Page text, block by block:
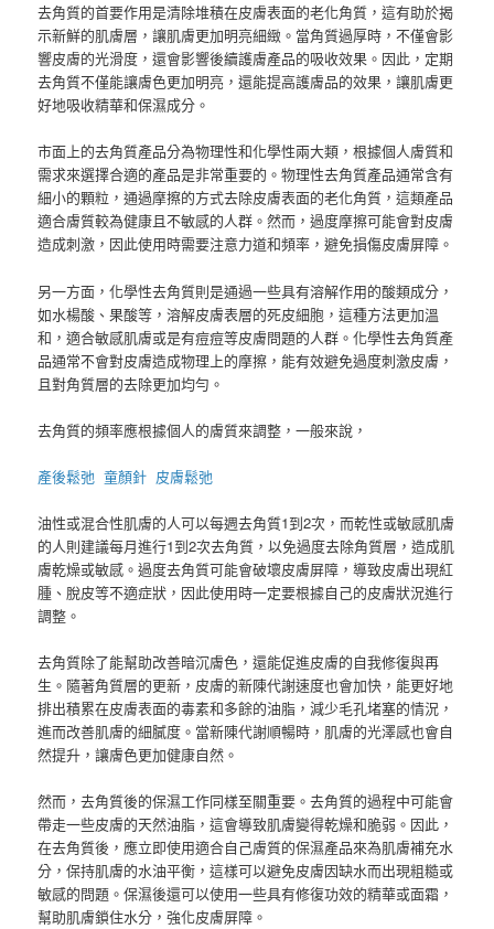
去角質的首要作用是清除堆積在皮膚表面的老化角質，這有助於揭
示新鮮的肌膚層，讓肌膚更加明亮細緻。當角質過厚時，不僅會影
響皮膚的光滑度，還會影響後續護膚產品的吸收效果。因此，定期
去角質不僅能讓膚色更加明亮，還能提高護膚品的效果，讓肌膚更
好地吸收精華和保濕成分。
市面上的去角質產品分為物理性和化學性兩大類，根據個人膚質和
需求來選擇合適的產品是非常重要的。物理性去角質產品通常含有
細小的顆粒，通過摩擦的方式去除皮膚表面的老化角質，這類產品
適合膚質較為健康且不敏感的人群。然而，過度摩擦可能會對皮膚
造成刺激，因此使用時需要注意力道和頻率，避免損傷皮膚屏障。
另一方面，化學性去角質則是通過一些具有溶解作用的酸類成分，
如水楊酸、果酸等，溶解皮膚表層的死皮細胞，這種方法更加溫
和，適合敏感肌膚或是有痘痘等皮膚問題的人群。化學性去角質產
品通常不會對皮膚造成物理上的摩擦，能有效避免過度刺激皮膚，
且對角質層的去除更加均勻。
去角質的頻率應根據個人的膚質來調整，一般來說，
產後鬆弛 童顏針 皮膚鬆弛
油性或混合性肌膚的人可以每週去角質1到2次，而乾性或敏感肌膚
的人則建議每月進行1到2次去角質，以免過度去除角質層，造成肌
膚乾燥或敏感。過度去角質可能會破壞皮膚屏障，導致皮膚出現紅
腫、脫皮等不適症狀，因此使用時一定要根據自己的皮膚狀況進行
調整。
去角質除了能幫助改善暗沉膚色，還能促進皮膚的自我修復與再
生。隨著角質層的更新，皮膚的新陳代謝速度也會加快，能更好地
排出積累在皮膚表面的毒素和多餘的油脂，減少毛孔堵塞的情況，
進而改善肌膚的細膩度。當新陳代謝順暢時，肌膚的光澤感也會自
然提升，讓膚色更加健康自然。
然而，去角質後的保濕工作同樣至關重要。去角質的過程中可能會
帶走一些皮膚的天然油脂，這會導致肌膚變得乾燥和脆弱。因此，
在去角質後，應立即使用適合自己膚質的保濕產品來為肌膚補充水
分，保持肌膚的水油平衡，這樣可以避免皮膚因缺水而出現粗糙或
敏感的問題。保濕後還可以使用一些具有修復功效的精華或面霜，
幫助肌膚鎖住水分，強化皮膚屏障。